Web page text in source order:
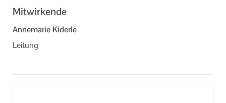
Mitwirkende
Annemarie Kiderle
Leitung
Datenschutzerklärung
Impressum